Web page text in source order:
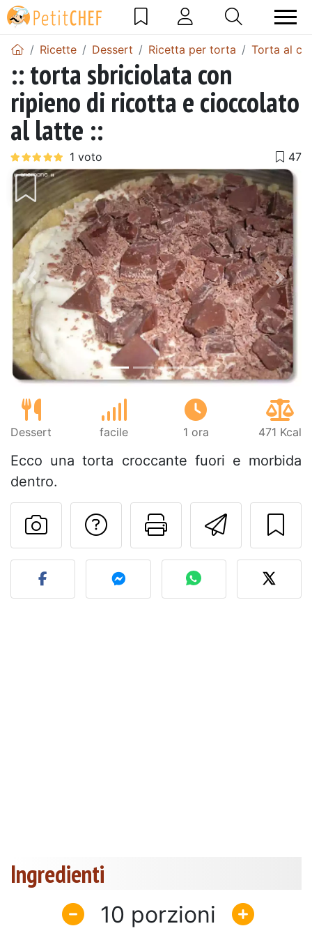
Ricette Dessert Ricetta per torta Torta al
:: torta sbriciolata con
ripieno di ricotta e cioccolato
al latte ::
Precedente
Dessert facile 1 ora 471 Kcal
Ecco una torta croccante fuori e morbida
dentro.
Invia
Stampa la
Contatta l'autore
Pubblica la foto di
Ingredienti
10